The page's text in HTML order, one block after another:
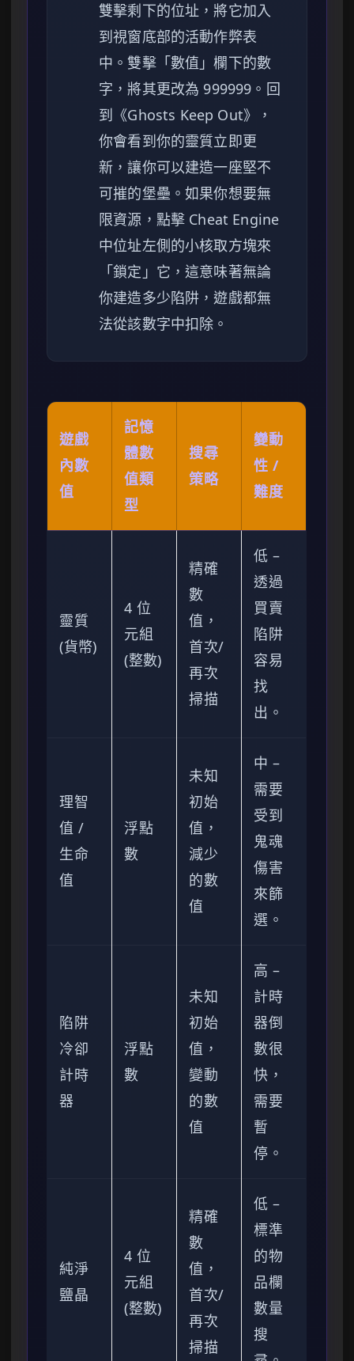
雙擊剩下的位址，將它加入
到視窗底部的活動作弊表
中。雙擊「數值」欄下的數
字，將其更改為 999999。回
到《Ghosts Keep Out》，
你會看到你的靈質立即更
新，讓你可以建造一座堅不
可摧的堡壘。如果你想要無
限資源，點擊 Cheat Engine
中位址左側的小核取方塊來
「鎖定」它，這意味著無論
你建造多少陷阱，遊戲都無
法從該數字中扣除。
遊戲
內數
值
記憶
體數
值類
型
搜尋
策略
變動
性 /
難度
靈質
(貨幣)
4 位
元組
(整數)
精確
數
值，
首次/
再次
掃描
低 –
透過
買賣
陷阱
容易
找
出。
理智
值 /
生命
值
浮點
數
未知
初始
值，
減少
的數
值
中 –
需要
受到
鬼魂
傷害
來篩
選。
陷阱
冷卻
計時
器
浮點
數
未知
初始
值，
變動
的數
值
高 –
計時
器倒
數很
快，
需要
暫
停。
純淨
鹽晶
4 位
元組
(整數)
精確
數
值，
首次/
再次
掃描
低 –
標準
的物
品欄
數量
搜